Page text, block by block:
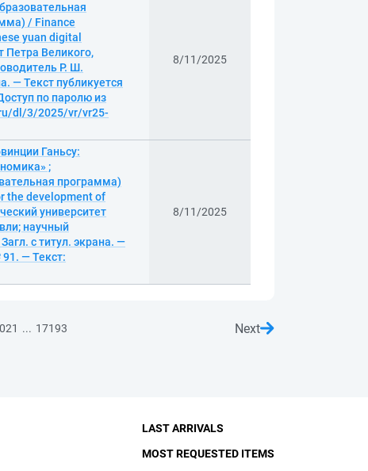
/ Finance
yuan digital
Петра Великого,
Р. Ш.
— Текст публикуется
по паролю из
dl/3/2025/vr/vr25-
8/11/2025
Ганьсу:
;
программа)
the development of
университет
научный
с титул. экрана. —
— Текст:
8/11/2025
... 17193 Next
LAST ARRIVALS
MOST REQUESTED ITEMS